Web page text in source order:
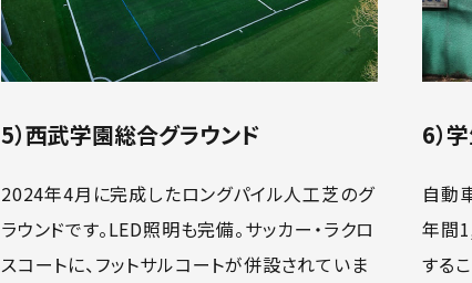
5）西武学園総合グラウンド
2024年4月に完成したロングパイル人工芝のグ
ラウンドです。LED照明も完備。サッカー・ラクロ
スコートに、フットサルコートが併設されていま
6）
自動
年間
する